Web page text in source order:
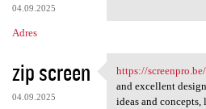
04.09.2025
Adres
zip screen
04.09.2025
https://
https://screenpro.be/
and excellent
ideas and